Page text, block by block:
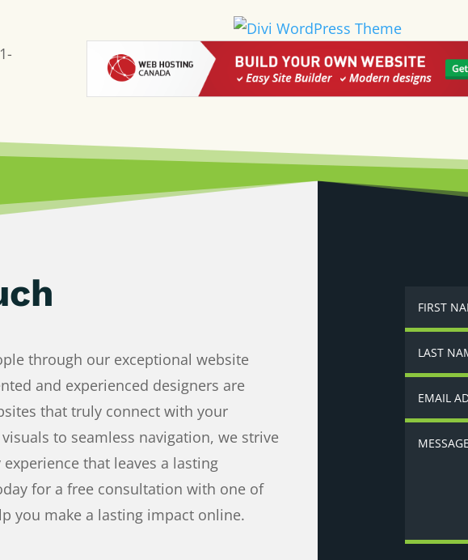
through our exceptional website
and experienced designers are
that truly connect with your
to seamless navigation, we strive
that leaves a lasting
for a free consultation with one of
you make a lasting impact online.